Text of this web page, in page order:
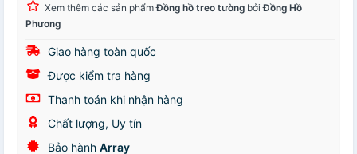
Xem thêm các sản phẩmĐồng hồ treo tường bởiĐồng Hồ
Phương
Giao hàng toàn quốc
Được kiểm tra hàng
Thanh toán khi nhận hàng
Chất lượng, Uy tín
Bảo hành Array